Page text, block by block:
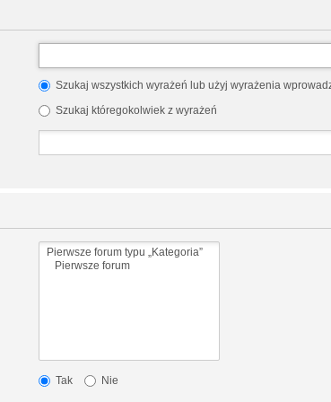
Szukaj wszystkich wyrażeń lub użyj wyrażenia
Szukaj któregokolwiek z wyrażeń
Tak Nie